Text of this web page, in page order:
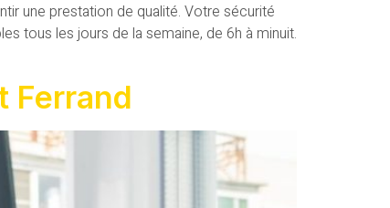
une prestation de qualité. Votre sécurité
tous les jours de la semaine, de 6h à minuit.
Ferrand